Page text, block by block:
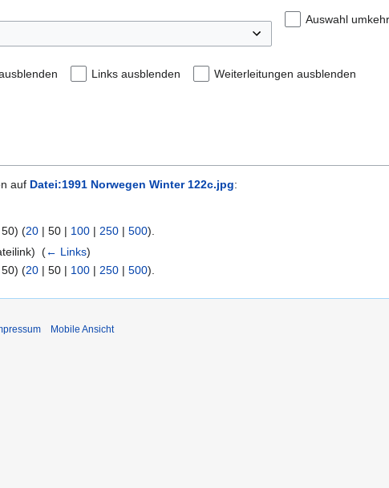
Auswahl
Links ausblenden Weiterleitungen ausblenden
auf Datei:1991 Norwegen Winter 122c.jpg:
) (20 | 50 | 100 | 250 | 500).
(← Links)
) (20 | 50 | 100 | 250 | 500).
Mobile Ansicht